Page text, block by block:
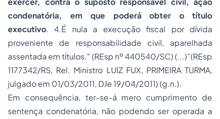
condenatória, em que poderá obter o título
executivo. 4.É nula a execução fiscal por dívida
proveniente de responsabilidade civil, aparelhada
assentada em títulos." (REsp nº 440540/SC) (...)”(REsp
1177342/RS, Rel. Ministro LUIZ FUX, PRIMEIRA TURMA,
julgado em 01/03/2011, DJe 19/04/2011) (g.n.).
Em consequência, ter-se-á mero cumprimento de
sentença condenatória, não podendo ser operada a